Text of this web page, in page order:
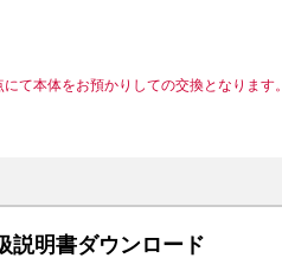
て本体をお預かりしての交換となります。
説明書ダウンロード